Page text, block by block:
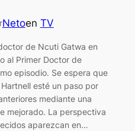
Netoen TV
de Ncuti Gatwa en
al Primer Doctor de
episodio. Se espera que
esté un paso por
mediante una
mejorado. La perspectiva
aparezcan en…